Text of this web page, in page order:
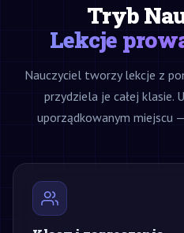
Tryb
Lekcje
Nauczyciel tworzy lekcje z
przydziela je całej klasie.
uporządkowanym miejscu